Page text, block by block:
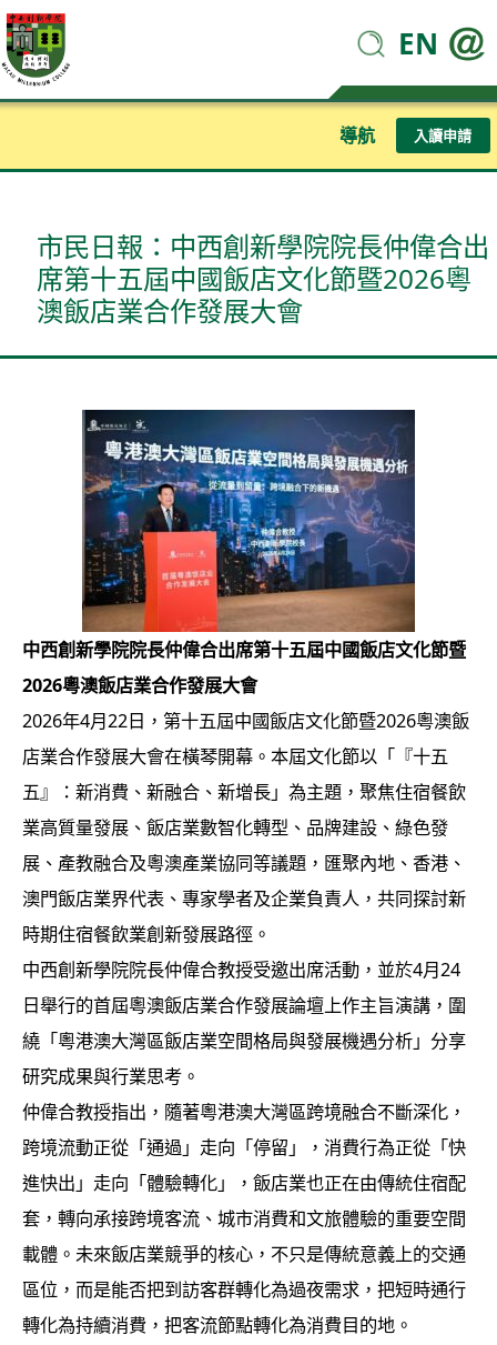
EN
導航 入讀申請
市民日報：中西創新學院院長仲偉合出
席第十五屆中國飯店文化節暨2026粵
澳飯店業合作發展大會
中西創新學院院長仲偉合出席第十五屆中國飯店文化節暨
2026粵澳飯店業合作發展大會
2026年4月22日，第十五屆中國飯店文化節暨2026粵澳飯
店業合作發展大會在橫琴開幕。本屆文化節以「『十五
五』：新消費、新融合、新增長」為主題，聚焦住宿餐飲
業高質量發展、飯店業數智化轉型、品牌建設、綠色發
展、產教融合及粵澳產業協同等議題，匯聚內地、香港、
澳門飯店業界代表、專家學者及企業負責人，共同探討新
時期住宿餐飲業創新發展路徑。
中西創新學院院長仲偉合教授受邀出席活動，並於4月24
日舉行的首屆粵澳飯店業合作發展論壇上作主旨演講，圍
繞「粵港澳大灣區飯店業空間格局與發展機遇分析」分享
研究成果與行業思考。
仲偉合教授指出，隨著粵港澳大灣區跨境融合不斷深化，
跨境流動正從「通過」走向「停留」，消費行為正從「快
進快出」走向「體驗轉化」，飯店業也正在由傳統住宿配
套，轉向承接跨境客流、城市消費和文旅體驗的重要空間
載體。未來飯店業競爭的核心，不只是傳統意義上的交通
區位，而是能否把到訪客群轉化為過夜需求，把短時通行
轉化為持續消費，把客流節點轉化為消費目的地。